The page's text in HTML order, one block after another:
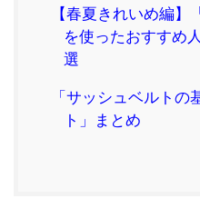
【春夏きれいめ編】
を使ったおすすめ
選
「サッシュベルト
ト」まとめ